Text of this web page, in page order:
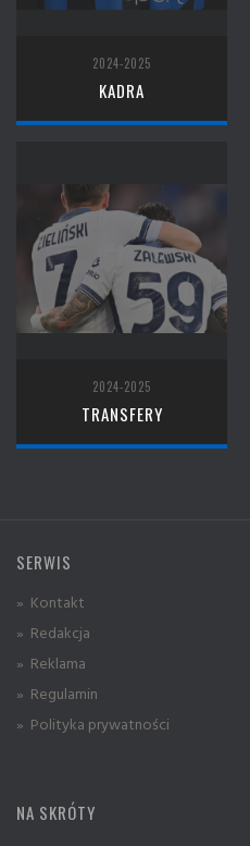
2024-2025
KADRA
2024-2025
TRANSFERY
SERWIS
» Kontakt
» Redakcja
» Reklama
» Regulamin
» Polityka prywatności
NA SKRÓTY